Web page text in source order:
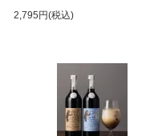
2,795円(税込)